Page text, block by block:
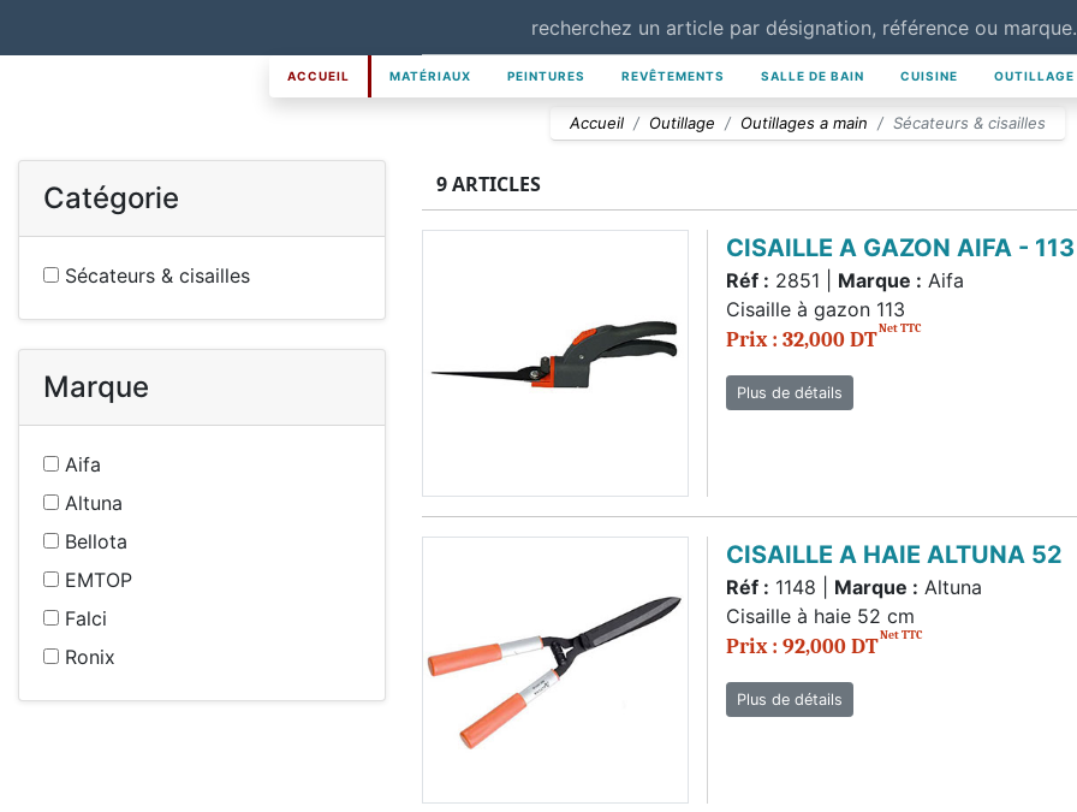
ACCUEIL MATÉRIAUX PEINTURES REVÊTEMENTS SALLE DE BAIN CUISINE OUTILLAGE
Accueil Outillage Outillages a main Sécateurs & cisailles
Catégorie
Sécateurs & cisailles
Marque
Aifa
Altuna
Bellota
EMTOP
Falci
Ronix
9 ARTICLES
CISAILLE A GAZON AIFA - 113
Réf : 2851 | Marque : Aifa
Cisaille à gazon 113
Prix : 32,000 DTNet TTC
Plus de détails
CISAILLE A HAIE ALTUNA 52
Réf : 1148 | Marque : Altuna
Cisaille à haie 52 cm
Prix : 92,000 DTNet TTC
Plus de détails